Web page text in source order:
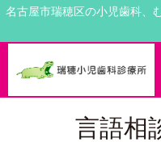
名古屋市瑞穂区の小児歯科、
言語相